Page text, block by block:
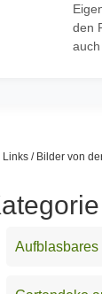
den
/ Bilder von
Aufblasbares